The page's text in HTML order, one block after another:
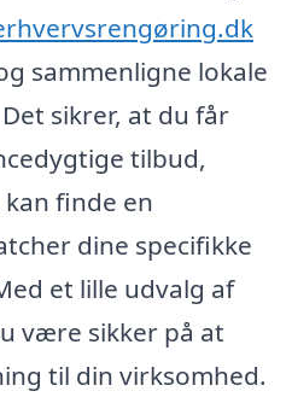
sammenligne lokale
sikrer, at du får
tilbud,
finde en
dine specifikke
et lille udvalg af
være sikker på at
til din virksomhed.